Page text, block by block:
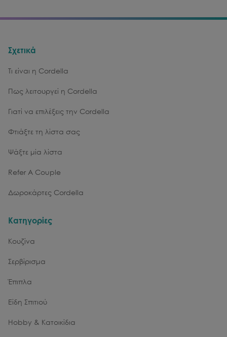
Σχετικά
Τι είναι η Cordella
Πως λειτουργεί η Cordella
Γιατί να επιλέξεις την Cordella
Φτιάξτε τη λίστα σας
Ψάξτε μία λίστα
Refer A Couple
Δωροκάρτες Cordella
Κατηγορίες
Κουζίνα
Σερβίρισμα
Έπιπλα
Είδη Σπιτιού
Hobby & Κατοικίδια